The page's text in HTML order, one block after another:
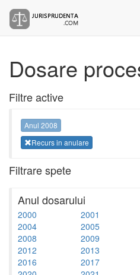
Dosare
Filtre active
Anul 2008
Recurs in anulare
Filtrare spete
Anul dosarului
2000 2001
2004
2005
2008
2009
2012
2013
2016
2017